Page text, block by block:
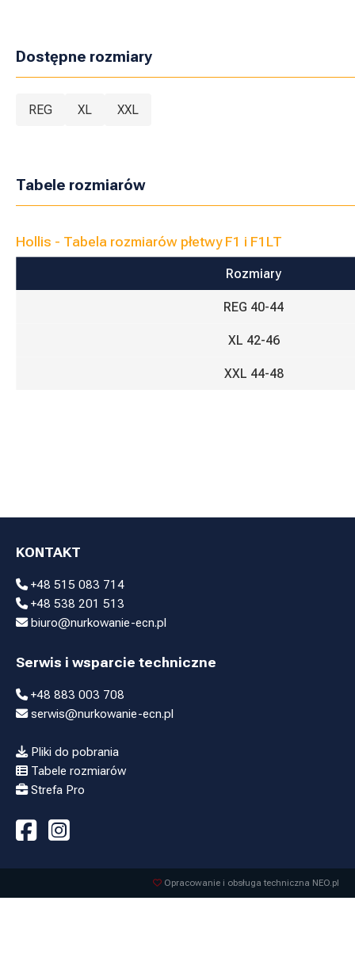
Dostępne rozmiary
REG XL XXL
Tabele rozmiarów
Hollis - Tabela rozmiarów płetwy F1 i F1LT
Rozmiary
REG 40-44
XL 42-46
XXL 44-48
KONTAKT
+48 515 083 714
+48 538 201 513
biuro@nurkowanie-ecn.pl
Serwis i wsparcie techniczne
+48 883 003 708
serwis@nurkowanie-ecn.pl
Pliki do pobrania
Tabele rozmiarów
Strefa Pro
Opracowanie i obsługa techniczna NEO.pl